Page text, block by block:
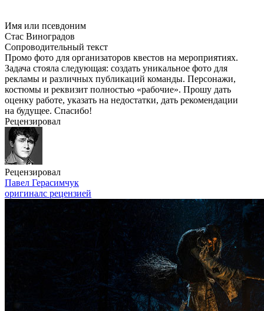
Имя или псевдоним
Стас Виноградов
Сопроводительный текст
Промо фото для организаторов квестов на мероприятиях.
Задача стояла следующая: создать уникальное фото для
рекламы и различных публикаций команды. Персонажи,
костюмы и реквизит полностью «рабочие». Прошу дать
оценку работе, указать на недостатки, дать рекомендации
на будущее. Спасибо!
Рецензировал
Рецензировал
Павел Герасимчук
оригиналс рецензией